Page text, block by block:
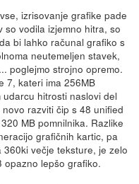
izrisovanje grafike pade
vodila izjemno hitra, so
bi lahko računal grafiko s
neutemeljen stavek,
poglejmo strojno opremo.
7, kateri ima 256MB
hitrosti naslovi del
razviti čip s 48 unified
MB pomnilnika. Razlike
grafičnih kartic, pa
večje teksture, je zelo
opazno lepšo grafiko.